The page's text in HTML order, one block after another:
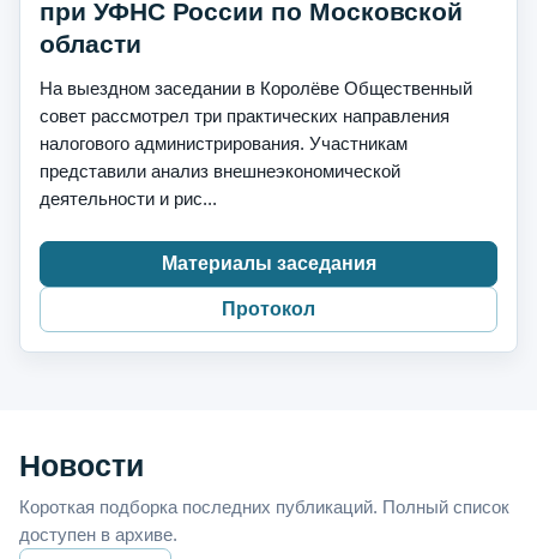
при УФНС России по Московской
области
На выездном заседании в Королёве Общественный
совет рассмотрел три практических направления
налогового администрирования. Участникам
представили анализ внешнеэкономической
деятельности и рис...
Материалы заседания
Протокол
Новости
Короткая подборка последних публикаций. Полный список
доступен в архиве.